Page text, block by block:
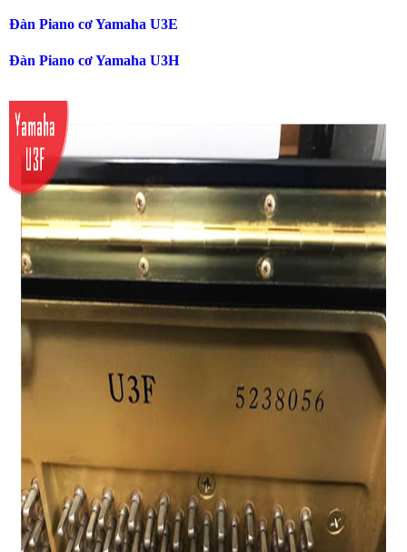
Đàn Piano cơ Yamaha U3E
Đàn Piano cơ Yamaha U3H